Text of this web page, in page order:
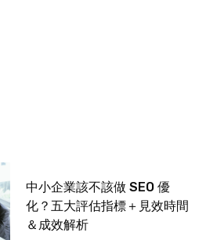
中小企業該不該做 SEO 優
化？五大評估指標＋見效時間
＆成效解析